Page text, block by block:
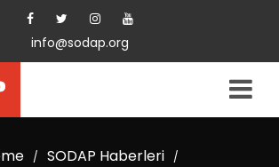
info@sodap.org
/ SODAP Haberleri /